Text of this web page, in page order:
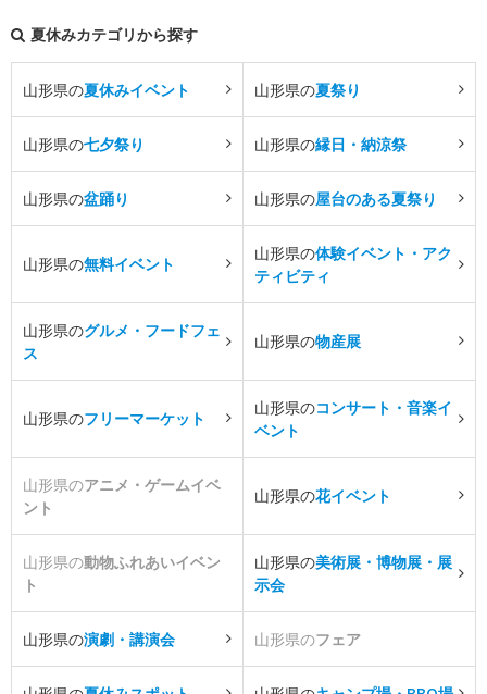
夏休みカテゴリから探す
山形県の夏休みイベント 山形県の夏祭り
山形県の七夕祭り 山形県の縁日・納涼祭
山形県の盆踊り 山形県の屋台のある夏祭り
山形県の無料イベント
山形県の体験イベント・アク
ティビティ
山形県のグルメ・フードフェ
ス
山形県の物産展
山形県のフリーマーケット
山形県のコンサート・音楽イ
ベント
山形県のアニメ・ゲームイベ
ント
山形県の花イベント
山形県の動物ふれあいイベン
ト
山形県の美術展・博物展・展
示会
山形県の演劇・講演会 山形県のフェア